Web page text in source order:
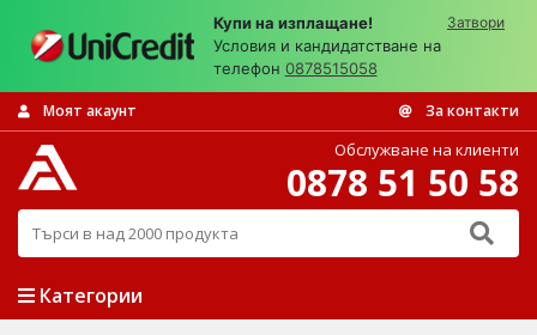
Купи на изплащане!
Условия и кандидатстване на
телефон 0878515058
Затвори
Моят акаунт За контакти
Търси в над 2000 продукта
Обслужване на клиенти
0878 51 50 58
Категории